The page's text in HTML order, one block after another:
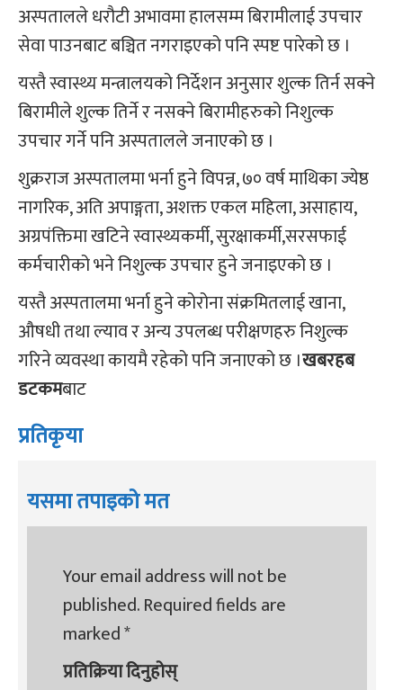
अस्पतालले धरौटी अभावमा हालसम्म बिरामीलाई उपचार
सेवा पाउनबाट बञ्चित नगराइएको पनि स्पष्ट पारेको छ ।
यस्तै स्वास्थ्य मन्त्रालयको निर्देशन अनुसार शुल्क तिर्न सक्ने
बिरामीले शुल्क तिर्ने र नसक्ने बिरामीहरुको निशुल्क
उपचार गर्ने पनि अस्पतालले जनाएको छ ।
शुक्रराज अस्पतालमा भर्ना हुने विपन्न, ७० वर्ष माथिका ज्येष्ठ
नागरिक, अति अपाङ्गता, अशक्त एकल महिला, असाहाय,
अग्रपंक्तिमा खटिने स्वास्थ्यकर्मी, सुरक्षाकर्मी,सरसफाई
कर्मचारीको भने निशुल्क उपचार हुने जनाइएको छ ।
यस्तै अस्पतालमा भर्ना हुने कोरोना संक्रमितलाई खाना,
औषधी तथा ल्याव र अन्य उपलब्ध परीक्षणहरु निशुल्क
गरिने व्यवस्था कायमै रहेको पनि जनाएको छ ।खबरहब
डटकमबाट
प्रतिकृया
यसमा तपाइको मत
Your email address will not be
published.Required fields are
marked*
प्रतिक्रिया दिनुहोस्